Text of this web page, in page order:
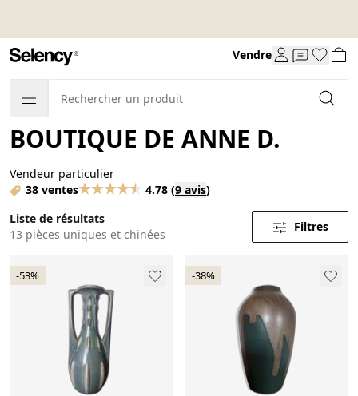
Vendre
BOUTIQUE DE ANNE D.
Vendeur particulier
38 ventes
4.78 (9 avis)
Liste de résultats
13 pièces uniques et chinées
Filtres
-53% -38%